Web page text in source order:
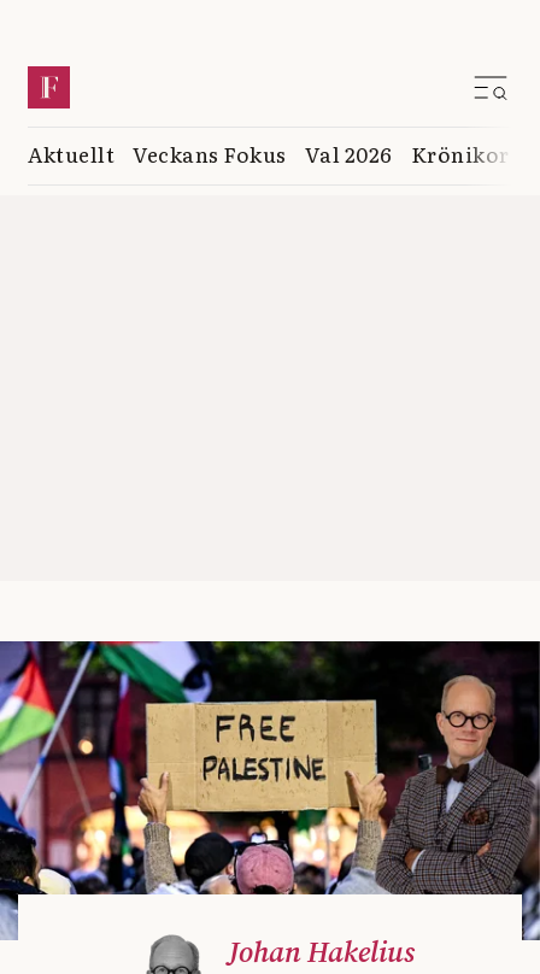
Aktuellt Veckans Fokus Val 2026 Krönikor
Johan Hakelius